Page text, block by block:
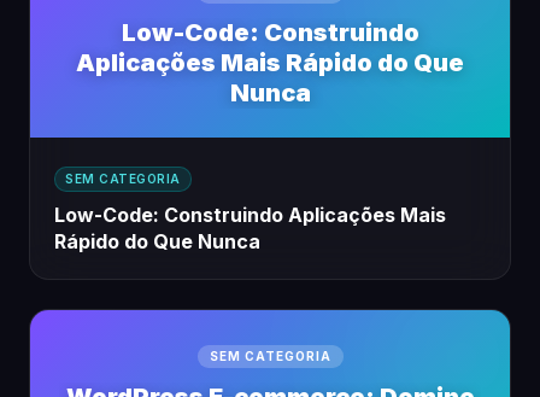
Low-Code: Construindo
Aplicações Mais Rápido do Que
Nunca
SEM CATEGORIA
Low-Code: Construindo Aplicações Mais
Rápido do Que Nunca
SEM CATEGORIA